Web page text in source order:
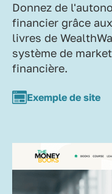
Donnez de
financier grâce
livres de
système de
financière.
Exemple de site